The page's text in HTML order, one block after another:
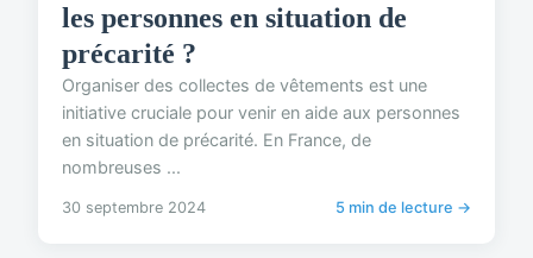
les personnes en situation de
précarité ?
Organiser des collectes de vêtements est une
initiative cruciale pour venir en aide aux personnes
en situation de précarité. En France, de
nombreuses ...
30 septembre 2024 5 min de lecture →